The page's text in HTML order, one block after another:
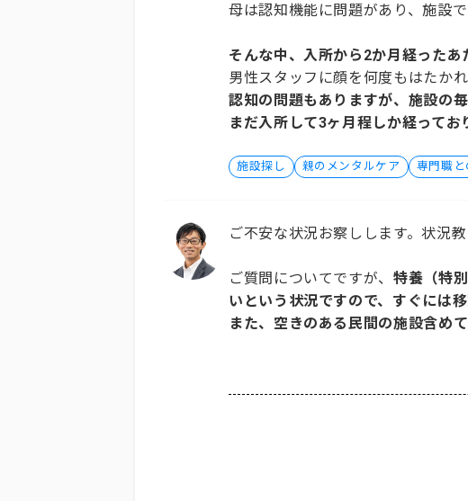
母は認知機能に問題があり、施設
そんな中、入所から2か月経ったあ
男性スタッフに顔を何度もはたかれ
認知の問題もありますが、施設の
まだ入所して3ヶ月程しか経って
施設探し 親のメンタルケア 専門職と
ご不安な状況お察しします。状況
ご質問についてですが、特養（特
いという状況ですので、すぐには
また、空きのある民間の施設含め